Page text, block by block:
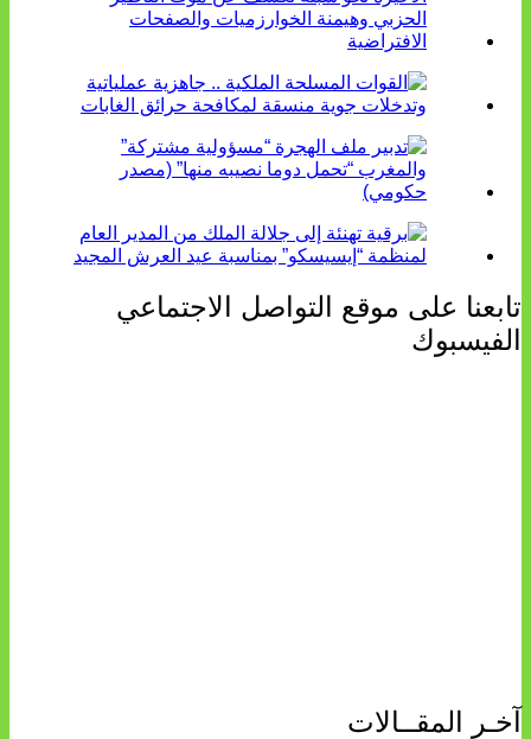
تابعنا على موقع التواصل الاجتماعي
الفيسبوك
آخـر المقــالات